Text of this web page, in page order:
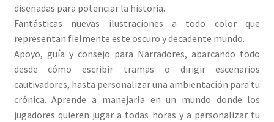
diseñadas para potenciar la historia.
Fantásticas nuevas ilustraciones a todo color que
representan fielmente este oscuro y decadente mundo.
Apoyo, guía y consejo para Narradores, abarcando todo
desde cómo escribir tramas o dirigir escenarios
cautivadores, hasta personalizar una ambientación para tu
crónica. Aprende a manejarla en un mundo donde los
jugadores quieren jugar a todas horas y a personalizar tu